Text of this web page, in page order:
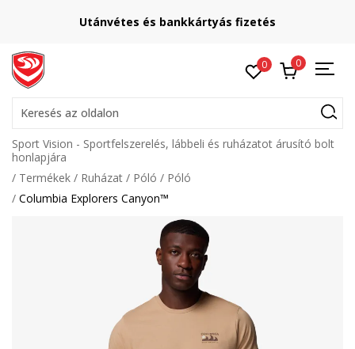
Utánvétes és bankkártyás fizetés
0 0
Keresés az oldalon
Sport Vision - Sportfelszerelés, lábbeli és ruházatot árusító bolt
honlapjára
Termékek
Ruházat Póló
Póló
Columbia Explorers Canyon™